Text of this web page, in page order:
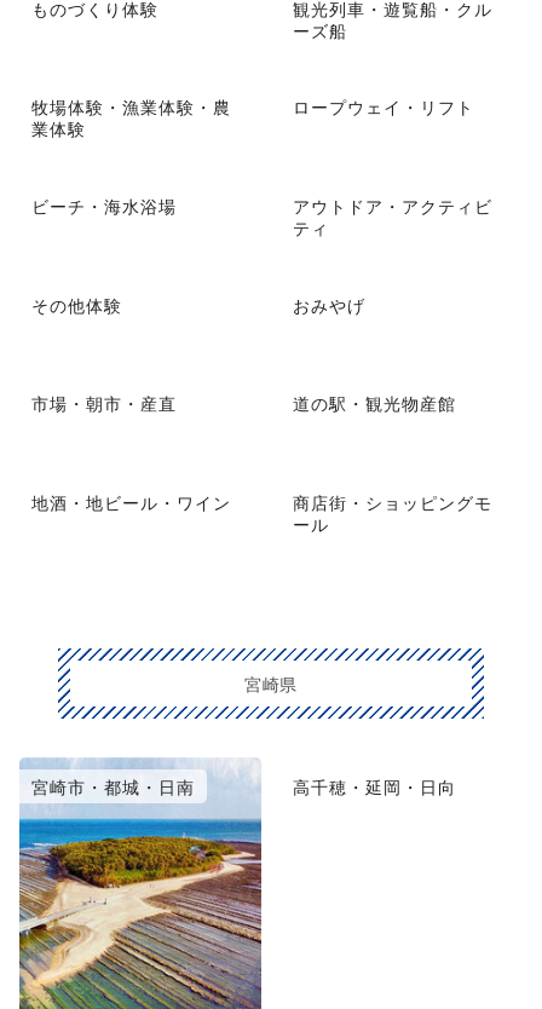
ものづくり体験
観光列車・遊覧船・クル
ーズ船
牧場体験・漁業体験・農
業体験
ロープウェイ・リフト
ビーチ・海水浴場
アウトドア・アクティビ
ティ
その他体験 おみやげ
市場・朝市・産直 道の駅・観光物産館
地酒・地ビール・ワイン
商店街・ショッピングモ
ール
宮崎県
宮崎市・都城・日南 高千穂・延岡・日向